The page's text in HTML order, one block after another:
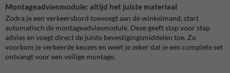
Montageadviesmodule: altijd het juiste materiaal
Zodra je een verkeersbord toevoegt aan de winkelmand, start
automatisch de montageadviesmodule. Deze geeft stap voor stap
advies en voegt direct de juiste bevestigingsmiddelen toe. Zo
voorkom je verkeerde keuzes en weet je zeker dat je een complete set
ontvangt voor een veilige montage.